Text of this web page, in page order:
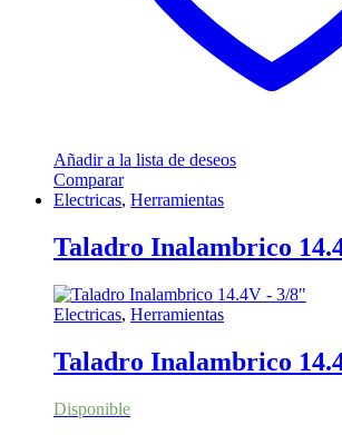
Añadir a la lista de deseos
Comparar
Electricas, Herramientas
Taladro Inalambrico
Electricas, Herramientas
Taladro Inalambrico
Disponible